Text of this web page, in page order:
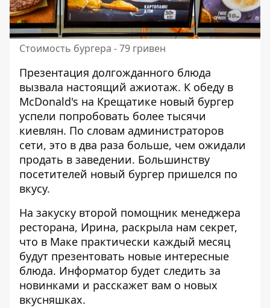
Стоимость бургера - 79 гривен
Презентация долгожданного блюда
вызвала настоящий ажиотаж. К обеду в
McDonald's на Крещатике новый бургер
успели попробовать более тысячи
киевлян. По словам администраторов
сети, это в два раза больше, чем ожидали
продать в заведении. Большинству
посетителей новый бургер пришелся по
вкусу.
На закуску второй помощник менеджера
ресторана, Ирина, раскрыла нам секрет,
что в Маке практически каждый месяц
будут презентовать новые интересные
блюда. Информатор будет следить за
новинками и расскажет вам о новых
вкусняшках.